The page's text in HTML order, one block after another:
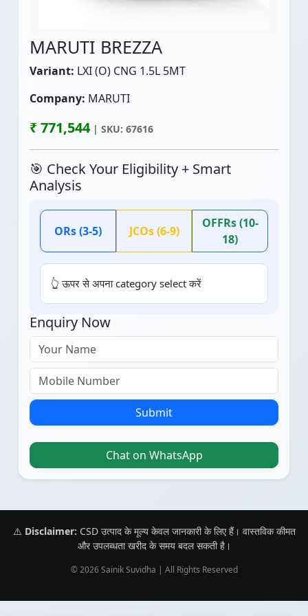
MARUTI BREZZA
Variant: LXI (O) CNG 1.5L 5MT
Company: MARUTI
₹ 771,544| SKU: 67616
🎯 Check Your Eligibility + Smart
Analysis
ORs (3-5) JCOs (6-9)
OFFRs (10-
18)
👆 ऊपर से अपना category select करें
Enquiry Now
Submit
Chat on WhatsApp
⚠️ Disclaimer: CSD उत्पाद के मूल्य केवल जानकारी के लिए हैं। वास्तविक कीमत
और उपलब्धता खरीद के समय बदल सकती है।
© 2026 Sainik Suvidha | All Rights Reserved